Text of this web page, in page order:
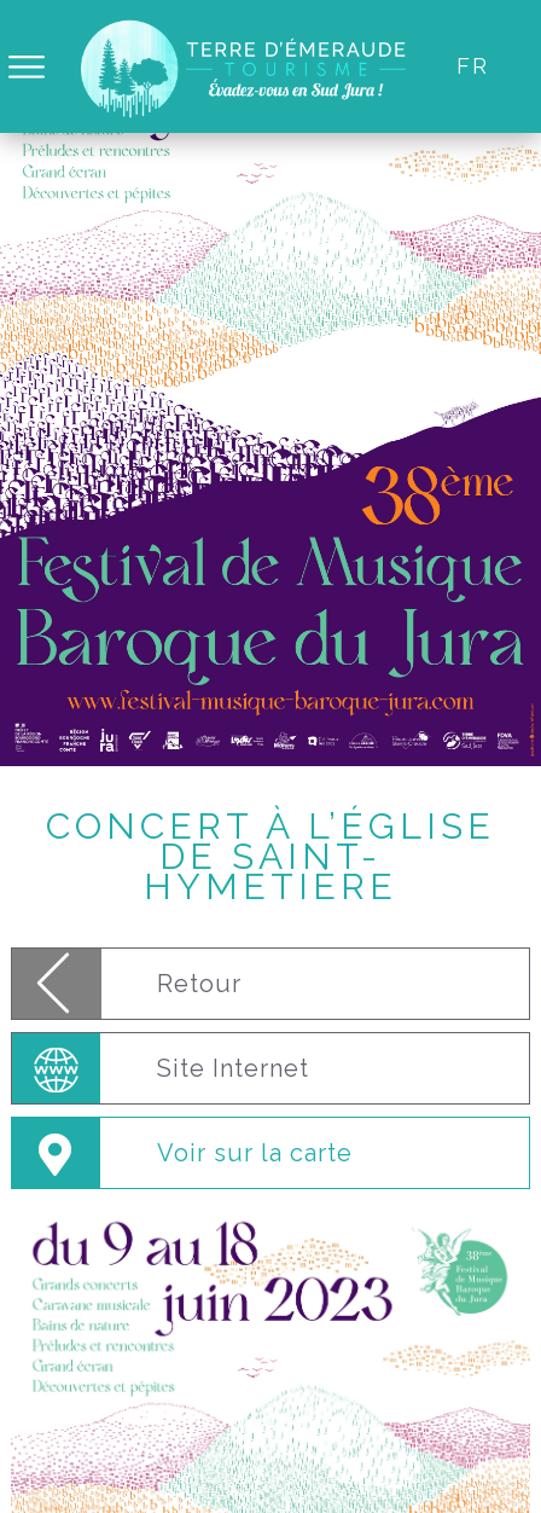
FR
CONCERT À L’ÉGLISE
DE SAINT-
HYMETIÈRE
Retour
Site Internet
Voir sur la carte
Panneau de gestion des cookies